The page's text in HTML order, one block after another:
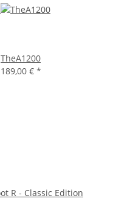
TheA1200
189,00 € *